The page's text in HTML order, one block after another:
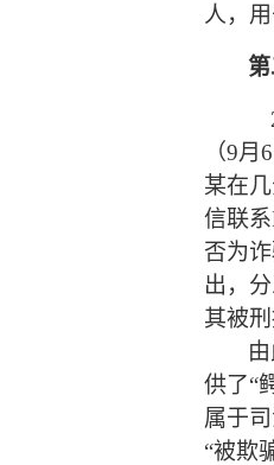
人 ，
（9月
某在
信联系
否为诈
出，
其被
供了“
属于
“被欺